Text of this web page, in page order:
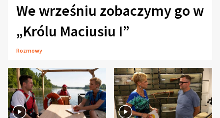
We wrześniu zobaczymy go w
„Królu Maciusiu I”
Rozmowy